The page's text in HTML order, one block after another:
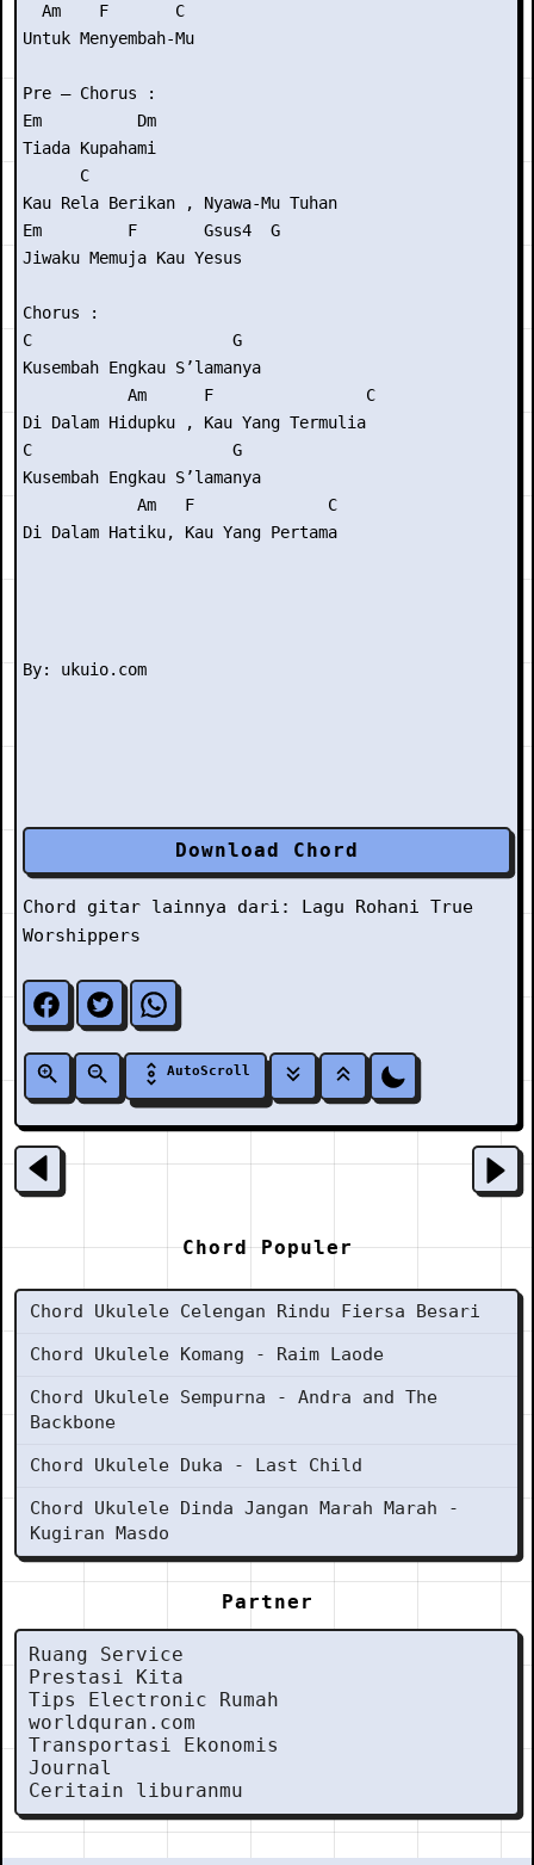
  Am    F       C
Untuk Menyembah-Mu
Pre – Chorus :
Em          Dm
Tiada Kupahami
      C
Kau Rela Berikan , Nyawa-Mu Tuhan
Em         F       Gsus4  G
Jiwaku Memuja Kau Yesus
Chorus :
C                     G
Kusembah Engkau S’lamanya
           Am      F                C
Di Dalam Hidupku , Kau Yang Termulia
C                     G
Kusembah Engkau S’lamanya
            Am   F              C
Di Dalam Hatiku, Kau Yang Pertama
Download Chord
Chord gitar lainnya dari: Lagu Rohani True
Worshippers
AutoScroll
Chord Populer
Chord Ukulele Celengan Rindu Fiersa Besari
Chord Ukulele Komang - Raim Laode
Chord Ukulele Sempurna - Andra and The
Backbone
Chord Ukulele Duka - Last Child
Chord Ukulele Dinda Jangan Marah Marah -
Kugiran Masdo
Partner
Ruang Service
Prestasi Kita
Tips Electronic Rumah
worldquran.com
Transportasi Ekonomis
Journal
Ceritain liburanmu